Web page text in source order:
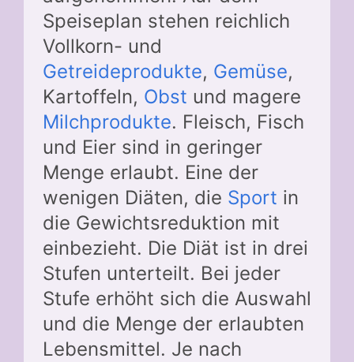
Speiseplan stehen reichlich
Vollkorn- und
Getreideprodukte, Gemüse,
Kartoffeln, Obst und magere
Milchprodukte. Fleisch, Fisch
und Eier sind in geringer
Menge erlaubt. Eine der
wenigen Diäten, die Sport in
die Gewichtsreduktion mit
einbezieht. Die Diät ist in drei
Stufen unterteilt. Bei jeder
Stufe erhöht sich die Auswahl
und die Menge der erlaubten
Lebensmittel. Je nach